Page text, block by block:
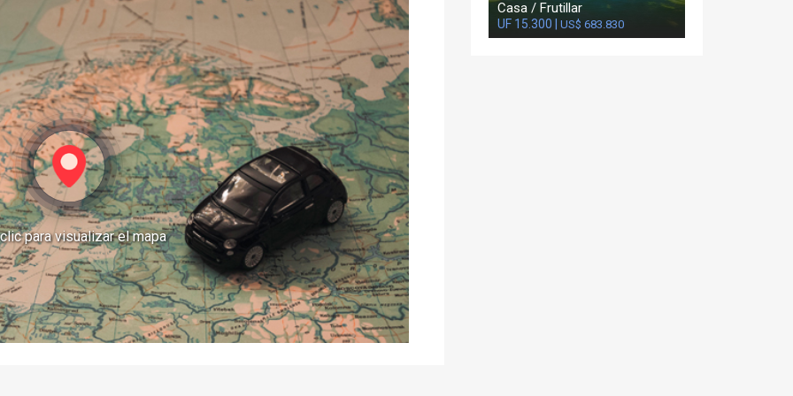
para visualizar el mapa
Casa / Frutillar
UF 15.300 | US$ 683.830